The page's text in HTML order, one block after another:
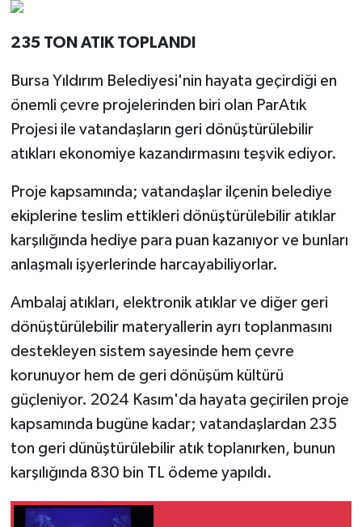
235 TON ATIK TOPLANDI
Bursa Yıldırım Belediyesi'nin hayata geçirdiği en
önemli çevre projelerinden biri olan ParAtık
Projesi ile vatandaşların geri dönüştürülebilir
atıkları ekonomiye kazandırmasını teşvik ediyor.
Proje kapsamında; vatandaşlar ilçenin belediye
ekiplerine teslim ettikleri dönüştürülebilir atıklar
karşılığında hediye para puan kazanıyor ve bunları
anlaşmalı işyerlerinde harcayabiliyorlar.
Ambalaj atıkları, elektronik atıklar ve diğer geri
dönüştürülebilir materyallerin ayrı toplanmasını
destekleyen sistem sayesinde hem çevre
korunuyor hem de geri dönüşüm kültürü
güçleniyor. 2024 Kasım'da hayata geçirilen proje
kapsamında bugüne kadar; vatandaşlardan 235
ton geri dünüştürülebilir atık toplanırken, bunun
karşılığında 830 bin TL ödeme yapıldı.